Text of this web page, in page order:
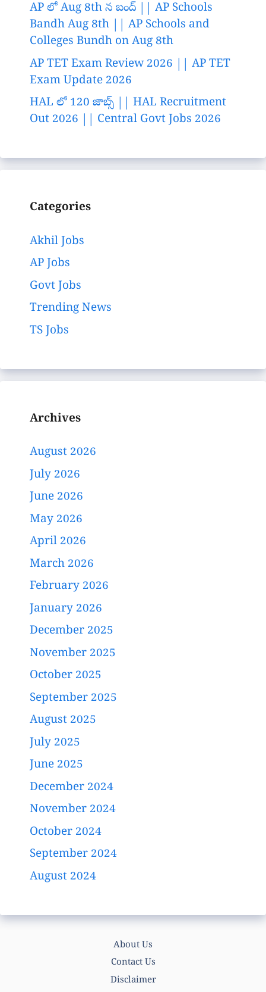
AP లో Aug 8th న బంద్ || AP Schools
Bandh Aug 8th || AP Schools and
Colleges Bundh on Aug 8th
AP TET Exam Review 2026 || AP TET
Exam Update 2026
HAL లో 120 జాబ్స్ || HAL Recruitment
Out 2026 || Central Govt Jobs 2026
Categories
Akhil Jobs
AP Jobs
Govt Jobs
Trending News
TS Jobs
Archives
August 2026
July 2026
June 2026
May 2026
April 2026
March 2026
February 2026
January 2026
December 2025
November 2025
October 2025
September 2025
August 2025
July 2025
June 2025
December 2024
November 2024
October 2024
September 2024
August 2024
About Us
Contact Us
Disclaimer